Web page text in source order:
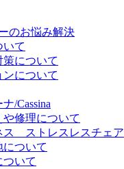
のお悩み解決
いて
策について
ンについて
/Cassina
や修理について
ス ストレスレスチェア
について
ついて